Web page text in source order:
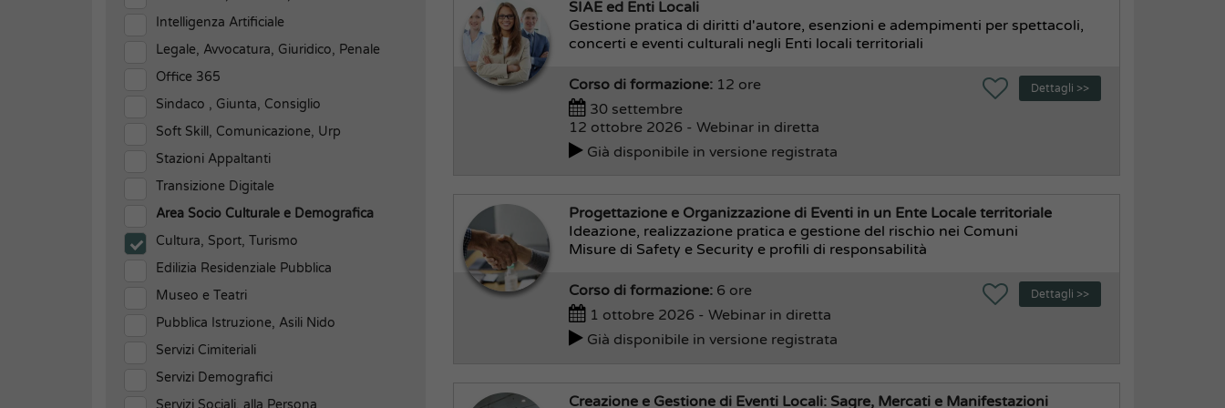
Intelligenza Artificiale
Legale, Avvocatura, Giuridico, Penale
Office 365
Sindaco , Giunta, Consiglio
Soft Skill, Comunicazione, Urp
Stazioni Appaltanti
Transizione Digitale
Area Socio Culturale e Demografica
Cultura, Sport, Turismo
Edilizia Residenziale Pubblica
Museo e Teatri
Pubblica Istruzione, Asili Nido
Servizi Cimiteriali
Servizi Demografici
Servizi Sociali, alla Persona
SIAE ed Enti Locali
Gestione pratica di diritti d'autore, esenzioni e adempimenti per spettacoli,
concerti e eventi culturali negli Enti locali territoriali
Corso di formazione: 12 ore
30 settembre
12 ottobre 2026 - Webinar in diretta
Già disponibile in versione registrata
Dettagli >>
Progettazione e Organizzazione di Eventi in un Ente Locale territoriale
Ideazione, realizzazione pratica e gestione del rischio nei Comuni
Misure di Safety e Security e profili di responsabilità
Corso di formazione: 6 ore
1 ottobre 2026 - Webinar in diretta
Già disponibile in versione registrata
Dettagli >>
Creazione e Gestione di Eventi Locali: Sagre, Mercati e Manifestazioni